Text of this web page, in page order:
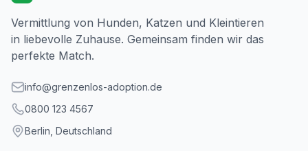
Vermittlung von Hunden, Katzen und Kleintieren
in liebevolle Zuhause. Gemeinsam finden wir das
perfekte Match.
info@grenzenlos-adoption.de
0800 123 4567
Berlin, Deutschland